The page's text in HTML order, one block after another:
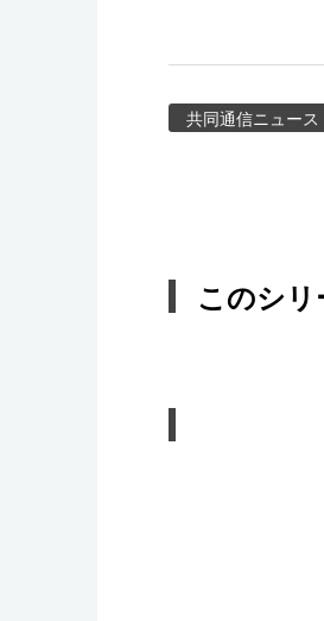
共同通信ニュース
このシ